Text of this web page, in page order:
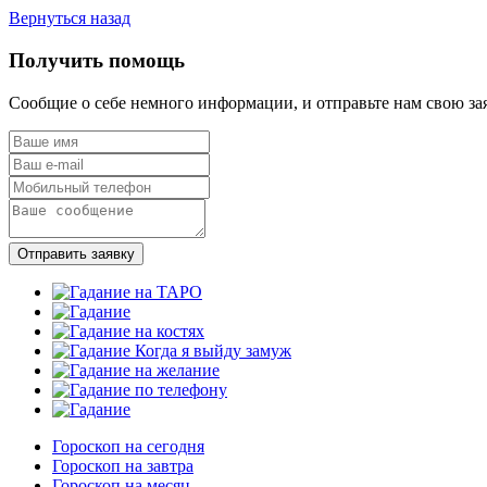
Вернуться назад
Получить помощь
Сообщие о себе немного информации, и отправьте нам свою
Отправить заявку
Гороскоп на сегодня
Гороскоп на завтра